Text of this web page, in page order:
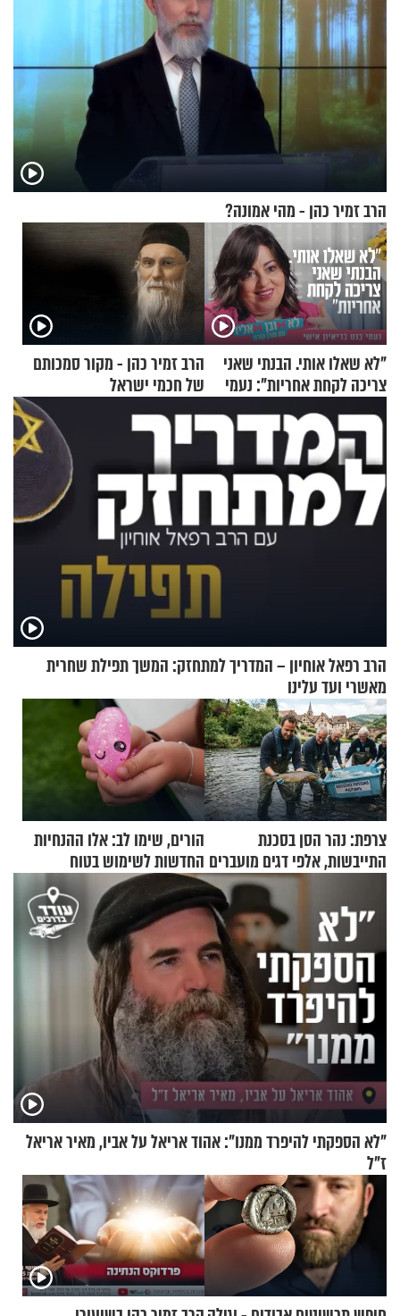
הרב זמיר כהן - מהי אמונה?
"לא שאלו אותי. הבנתי שאני
צריכה לקחת אחריות": נעמי
בנט בריאיון אישי
הרב זמיר כהן - מקור סמכותם
של חכמי ישראל
הרב רפאל אוחיון – המדריך למתחזק: המשך תפילת שחרית
מאשרי ועד עלינו
צרפת: נהר הסן בסכנת
התייבשות, אלפי דגים מועברים
הורים, שימו לב: אלו ההנחיות
החדשות לשימוש בטוח
בסקווישי לאחר מקרי אשפוז
"לא הספקתי להיפרד ממנו": אהוד אריאל על אביו, מאיר אריאל
ז"ל